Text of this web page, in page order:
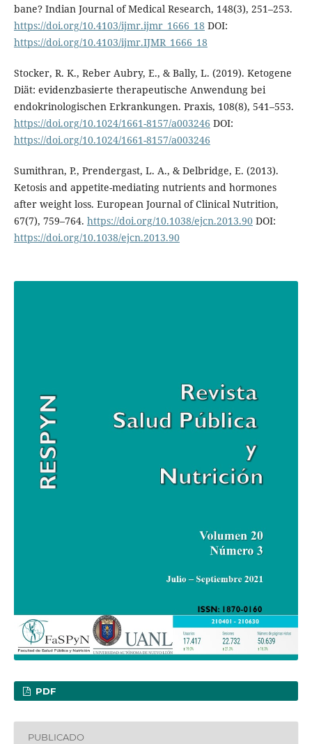
bane? Indian Journal of Medical Research, 148(3), 251–253.
https://doi.org/10.4103/ijmr.ijmr_1666_18 DOI:
https://doi.org/10.4103/ijmr.IJMR_1666_18
Stocker, R. K., Reber Aubry, E., & Bally, L. (2019). Ketogene
Diät: evidenzbasierte therapeutische Anwendung bei
endokrinologischen Erkrankungen. Praxis, 108(8), 541–553.
https://doi.org/10.1024/1661-8157/a003246 DOI:
https://doi.org/10.1024/1661-8157/a003246
Sumithran, P., Prendergast, L. A., & Delbridge, E. (2013).
Ketosis and appetite-mediating nutrients and hormones
after weight loss. European Journal of Clinical Nutrition,
67(7), 759–764. https://doi.org/10.1038/ejcn.2013.90DOI:
https://doi.org/10.1038/ejcn.2013.90
PDF
PUBLICADO